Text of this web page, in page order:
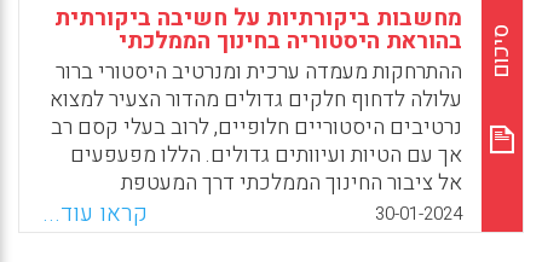
סיכום
מחשבות ביקורתיות על חשיבה ביקורתית
בהוראת היסטוריה בחינוך הממלכתי
ההתרחקות מעמדה ערכית ומנרטיב היסטורי ברור
עלולה לדחוף חלקים גדולים מהדור הצעיר למצוא
נרטיבים היסטוריים חלופיים, לרוב בעלי קסם רב
אך עם הטיות ועיוותים גדולים. הללו מפעפעים
אל ציבור החינוך הממלכתי דרך המעטפת
התרבותית בישראל כמו גם באמצעות רשתות
חברתיות וערוצי תקשורת מגוונים. לכן, לטענת
30-01-2024 קראו עוד...